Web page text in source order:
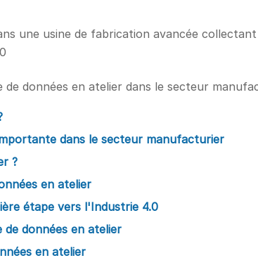
données en atelier dans le secteur
dans le secteur manufacturier
?
en atelier
étape vers l'Industrie 4.0
données en atelier
en atelier